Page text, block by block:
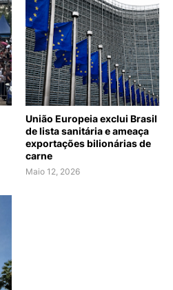
União Europeia exclui Brasil
de lista sanitária e ameaça
exportações bilionárias de
carne
Maio 12, 2026